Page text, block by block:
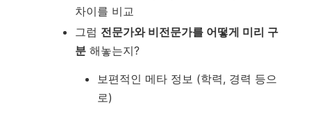
차이를 비교
그럼 전문가와 비전문가를 어떻게 미리 구
분 해놓는지?
보편적인 메타 정보 (학력, 경력 등으
로)